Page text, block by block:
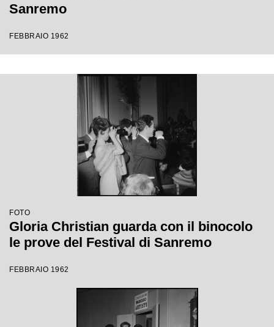
Sanremo
FEBBRAIO 1962
FOTO
Gloria Christian guarda con il binocolo
le prove del Festival di Sanremo
FEBBRAIO 1962